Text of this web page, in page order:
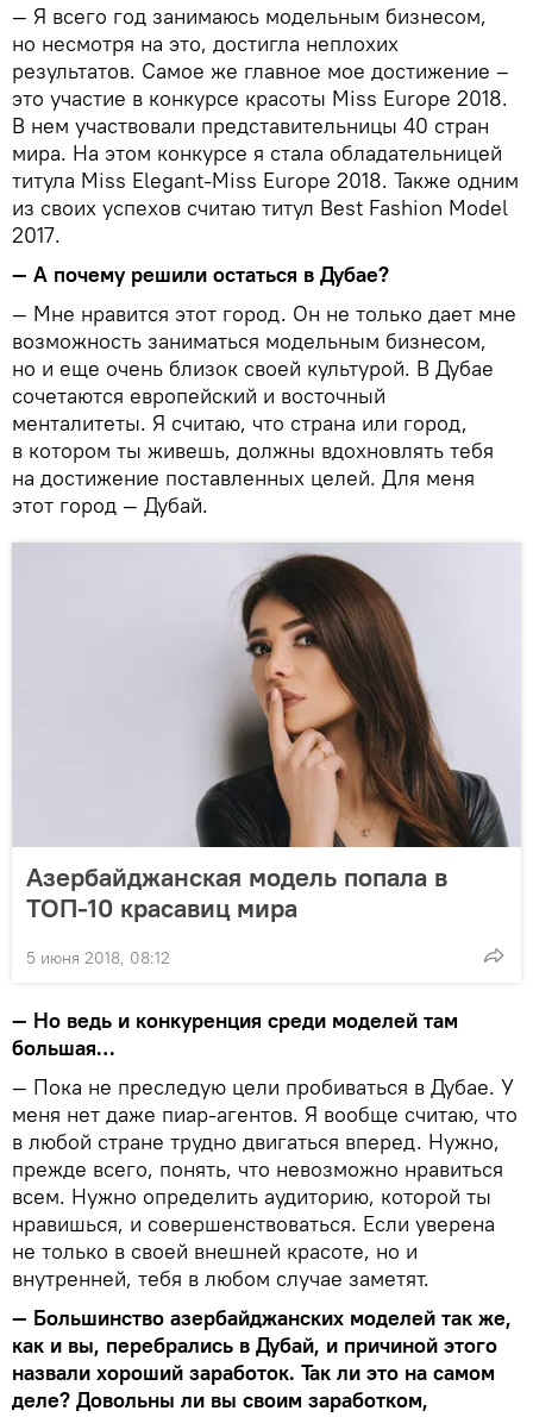
— Я всего год занимаюсь модельным бизнесом,
но несмотря на это, достигла неплохих
результатов. Самое же главное мое достижение –
это участие в конкурсе красоты Miss Europe 2018.
В нем участвовали представительницы 40 стран
мира. На этом конкурсе я стала обладательницей
титула Miss Elegant-Miss Europe 2018. Также одним
из своих успехов считаю титул Best Fashion Model
2017.
— А почему решили остаться в Дубае?
— Мне нравится этот город. Он не только дает мне
возможность заниматься модельным бизнесом,
но и еще очень близок своей культурой. В Дубае
сочетаются европейский и восточный
менталитеты. Я считаю, что страна или город,
в котором ты живешь, должны вдохновлять тебя
на достижение поставленных целей. Для меня
этот город — Дубай.
Азербайджанская модель попала в
ТОП-10 красавиц мира
5 июня 2018, 08:12
— Но ведь и конкуренция среди моделей там
большая…
— Пока не преследую цели пробиваться в Дубае. У
меня нет даже пиар-агентов. Я вообще считаю, что
в любой стране трудно двигаться вперед. Нужно,
прежде всего, понять, что невозможно нравиться
всем. Нужно определить аудиторию, которой ты
нравишься, и совершенствоваться. Если уверена
не только в своей внешней красоте, но и
внутренней, тебя в любом случае заметят.
— Большинство азербайджанских моделей так же,
как и вы, перебрались в Дубай, и причиной этого
назвали хороший заработок. Так ли это на самом
деле? Довольны ли вы своим заработком,